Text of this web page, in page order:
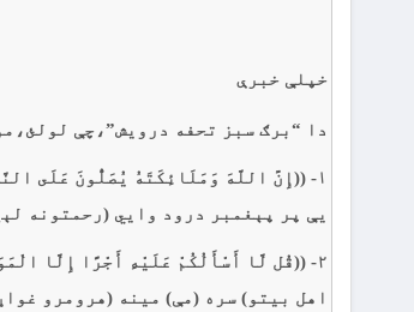
خپلې خبرې
دا “برګ سبز تحفه درويش”،چې
١- ((إِنَّ اللَّهَ وَمَلَائِكَتَهُ يُصَلُّونَ عَلَى النَّبِيِّ يَا أَيُّهَا الَّذِينَ آمَنُوا صَلُّوا عَلَيْهِ وَسَلِّمُوا تَسْلِيمًا
يې پر پېغمبر درود وايي (رحمتونه
٢- ((قُل لَّا أَسْأَلُكُمْ عَلَيْهِ أَجْرًا إِلَّا
اهل بيتو) سره (مې) مينه (هرومرو